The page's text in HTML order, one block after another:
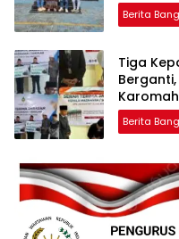
Berita
Tiga
Para
Berita